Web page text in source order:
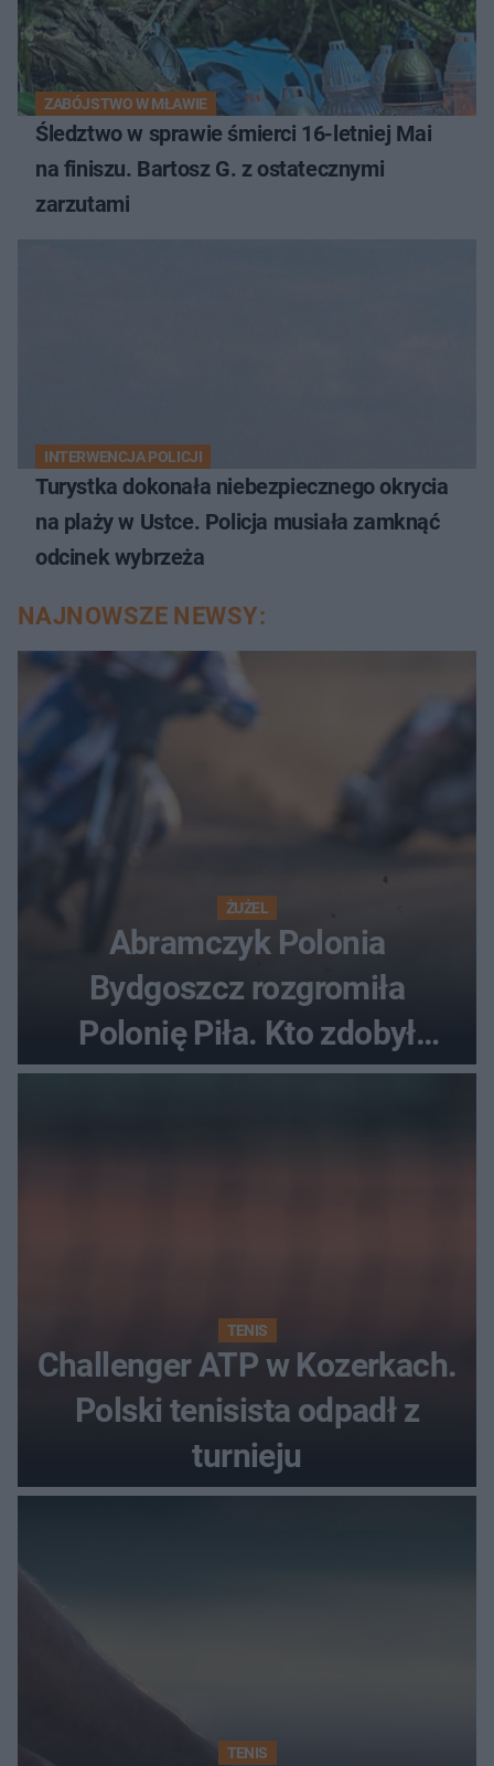
ZABÓJSTWO W MŁAWIE
Śledztwo w sprawie śmierci 16-letniej Mai
na finiszu. Bartosz G. z ostatecznymi
zarzutami
INTERWENCJA POLICJI
Turystka dokonała niebezpiecznego okrycia
na plaży w Ustce. Policja musiała zamknąć
odcinek wybrzeża
NAJNOWSZE NEWSY:
ŻUŻEL
Abramczyk Polonia
Bydgoszcz rozgromiła
Polonię Piła. Kto zdobył
najwięcej punktów?
TENIS
Challenger ATP w Kozerkach.
Polski tenisista odpadł z
turnieju
TENIS